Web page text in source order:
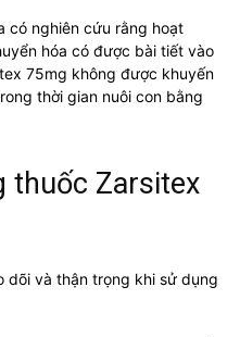
có nghiên cứu rằng hoạt
hóa có được bài tiết vào
75mg không được khuyến
thời gian nuôi con bằng
thuốc Zarsitex
dõi và thận trọng khi sử dụng